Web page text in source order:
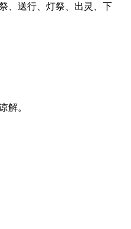
、送行、灯祭、出灵、下
解。